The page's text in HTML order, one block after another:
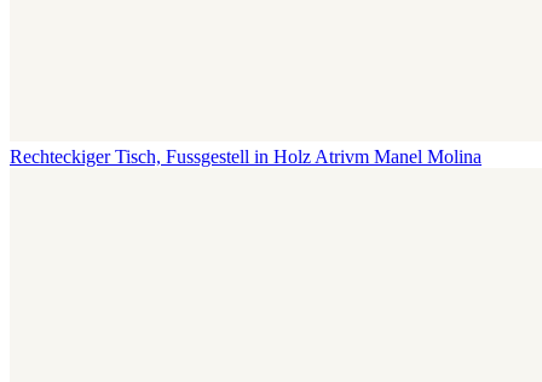
Rechteckiger Tisch, Fussgestell in Holz Atrivm Manel Molina